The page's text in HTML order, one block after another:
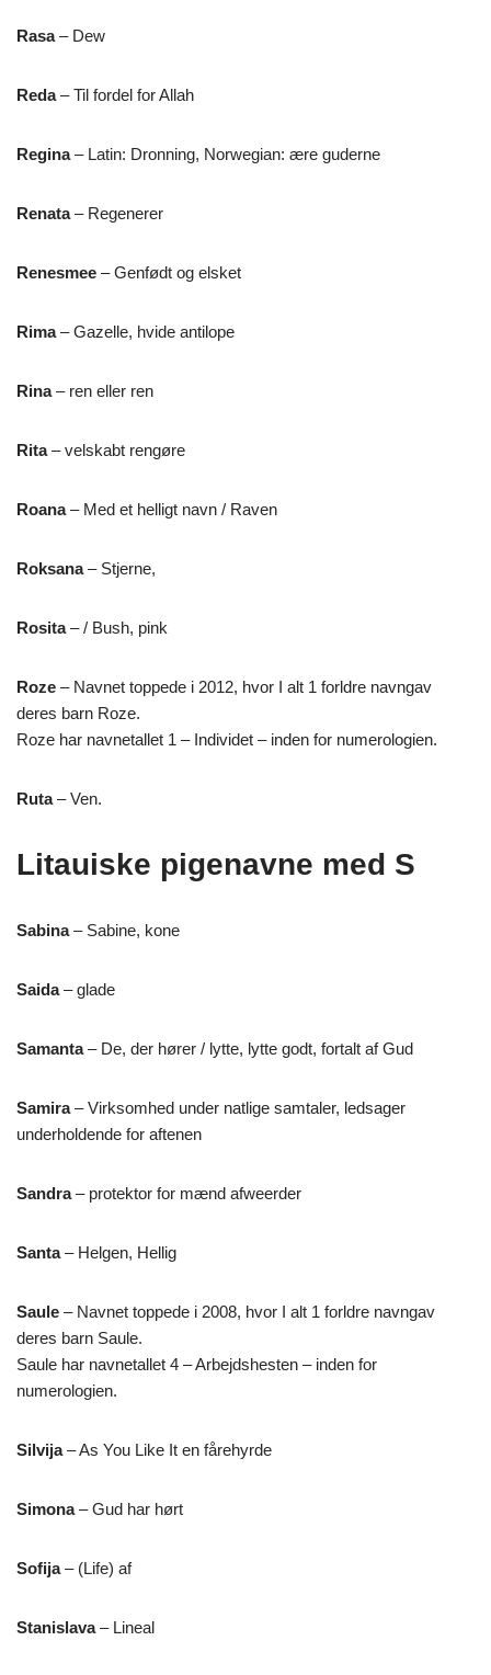
Rasa– Dew
Reda– Til fordel for Allah
Regina– Latin: Dronning, Norwegian: ære guderne
Renata– Regenerer
Renesmee – Genfødt og elsket
Rima– Gazelle, hvide antilope
Rina– ren eller ren
Rita– velskabt rengøre
Roana– Med et helligt navn / Raven
Roksana– Stjerne,
Rosita– / Bush, pink
Roze – Navnet toppede i 2012, hvor I alt 1 forldre navngav
deres barn Roze.
Roze har navnetallet 1 – Individet – inden for numerologien.
Ruta– Ven.
Litauiske pigenavne med S
Sabina– Sabine, kone
Saida– glade
Samanta– De, der hører / lytte, lytte godt, fortalt af Gud
Samira– Virksomhed under natlige samtaler, ledsager
underholdende for aftenen
Sandra– protektor for mænd afweerder
Santa– Helgen, Hellig
Saule – Navnet toppede i 2008, hvor I alt 1 forldre navngav
deres barn Saule.
Saule har navnetallet 4 – Arbejdshesten – inden for
numerologien.
Silvija– As You Like It en fårehyrde
Simona– Gud har hørt
Sofija– (Life) af
Stanislava– Lineal